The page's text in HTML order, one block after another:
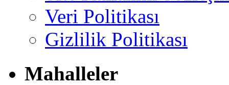
Veri Politikası
Gizlilik Politikası
Mahalleler